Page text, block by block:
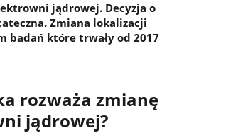
jądrowej. Decyzja o
Zmiana lokalizacji
badań które trwały od 2017
rozważa zmianę
jądrowej?